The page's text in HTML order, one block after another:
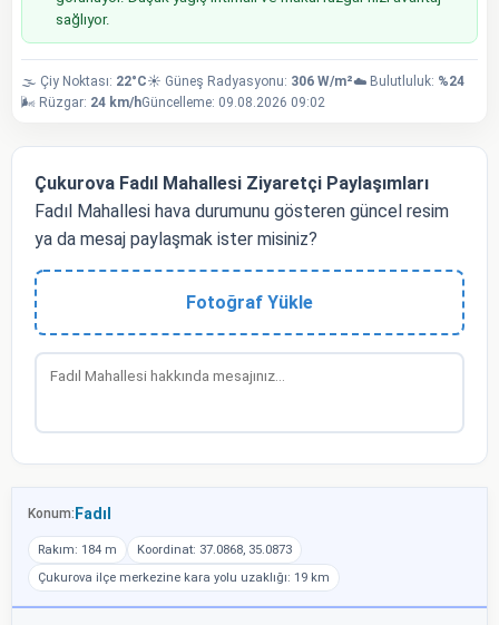
sağlıyor.
🌫️ Çiy Noktası: 22°C☀️ Güneş Radyasyonu: 306 W/m²☁️ Bulutluluk: %24
🌬️ Rüzgar: 24 km/hGüncelleme: 09.08.2026 09:02
Çukurova Fadıl Mahallesi Ziyaretçi Paylaşımları
Fadıl Mahallesi hava durumunu gösteren güncel resim
ya da mesaj paylaşmak ister misiniz?
Fotoğraf Yükle
Konum: Fadıl
Rakım: 184 m
Koordinat: 37.0868, 35.0873
Çukurova ilçe merkezine kara yolu uzaklığı: 19 km